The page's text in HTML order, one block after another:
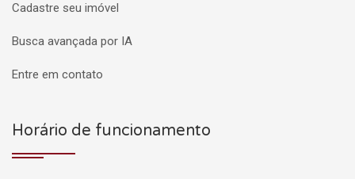
Cadastre seu imóvel
Busca avançada por IA
Entre em contato
Horário de funcionamento